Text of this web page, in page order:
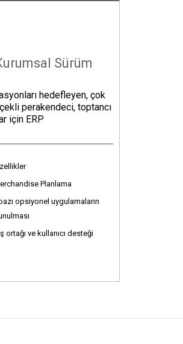
Sürüm
hedefleyen, çok
perakendeci, toptancı
için ERP
Planlama
opsiyonel uygulamaların
ortağı ve kullanıcı desteği